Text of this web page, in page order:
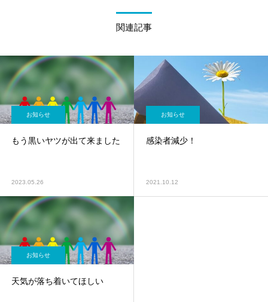
関連記事
お知らせ
もう黒いヤツが出て来ました
2023.05.26
お知らせ
感染者減少！
2021.10.12
お知らせ
天気が落ち着いてほしい